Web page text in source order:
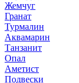
Жемчуг
Гранат
Турмалин
Аквамарин
Танзанит
Опал
Аметист
Подвески